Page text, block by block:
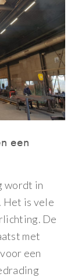
een
wordt in
Het is vele
De
met
een